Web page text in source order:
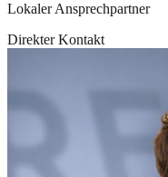
Lokaler Ansprechpartner
Direkter Kontakt